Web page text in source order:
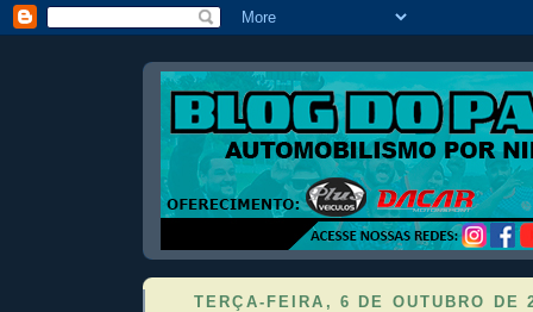
TERÇA-FEIRA, 6 DE OUTUBRO DE